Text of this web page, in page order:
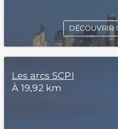
DÉCOUVRIR
Les arcs SCPI
À 19,92 km